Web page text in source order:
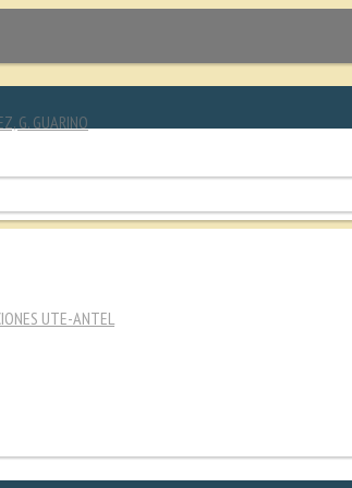
G. GUARINO
UTE-ANTEL